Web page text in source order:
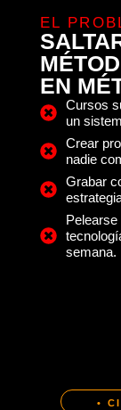
EL
EN
Cursos
un
Crear
nadie
Grabar
Pelearse
semana.
•